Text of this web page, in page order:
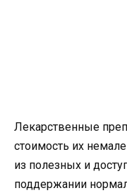
Лекарственные
стоимость их
из полезных и
поддержании